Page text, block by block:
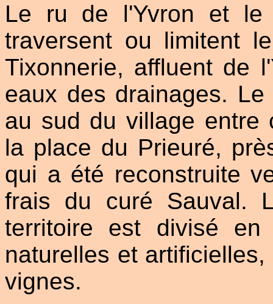
Le ru de l'Yvron et le
traversent ou limitent
Tixonnerie, affluent de
eaux des drainages.
au sud du village entre
la place du Prieuré,
qui a été reconstruite
frais du curé Sauval.
territoire est divisé
naturelles et
vignes.